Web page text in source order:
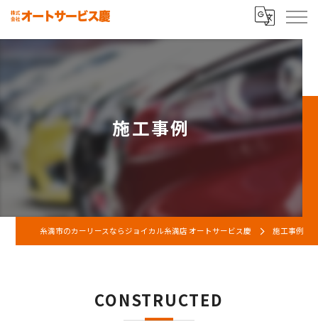
施工事例
糸満市のカーリースならジョイカル糸満店 オートサービス慶 施工事例
CONSTRUCTED